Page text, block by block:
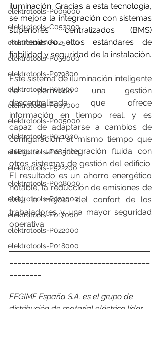
elektrotools-P009000
elektrotools-C053000
elektrotools-P025000
elektrotools-P058000
elektrotools-P979800
elektrotools-P033000
elektrotools-P007000
elektrotools-P005000
elektrotools-P021000
elektrotools-P085000
elektrotools-P522200
elektrotools-P008000
elektrotools-P929000
elektrotools-P017000
elektrotools-P022000
elektrotools-P018000
iluminación. Gracias a esta tecnología,
se mejora la integración con sistemas
superiores centralizados (BMS)
manteniendo altos estándares de
fiabilidad y seguridad de la instalación.
Este sistema de iluminación inteligente
ha permitido una gestión
descentralizada que ofrece
información en tiempo real, y es
capaz de adaptarse a cambios de
configuración, al mismo tiempo que
asegura una integración fluida con
otros sistemas de gestión del edificio.
El resultado es un ahorro energético
notable, la reducción de emisiones de
CO₂, la mejora del confort de los
trabajadores y una mayor seguridad
operativa.
___________________________________
FEGIME España S.A. es el grupo de
distribución de material eléctrico líder